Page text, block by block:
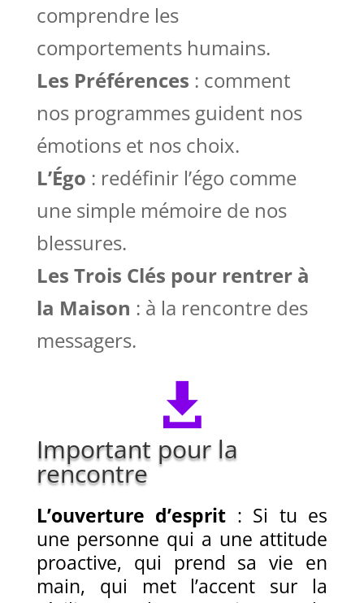
comprendre les
comportements humains.
Les Préférences : comment
nos programmes guident nos
émotions et nos choix.
L’Égo : redéfinir l’égo comme
une simple mémoire de nos
blessures.
Les Trois Clés pour rentrer à
la Maison : à la rencontre des
messagers.

Important pour la
rencontre
L’ouverture d’esprit : Si tu es
une personne qui a une attitude
proactive, qui prend sa vie en
main, qui met l’accent sur la